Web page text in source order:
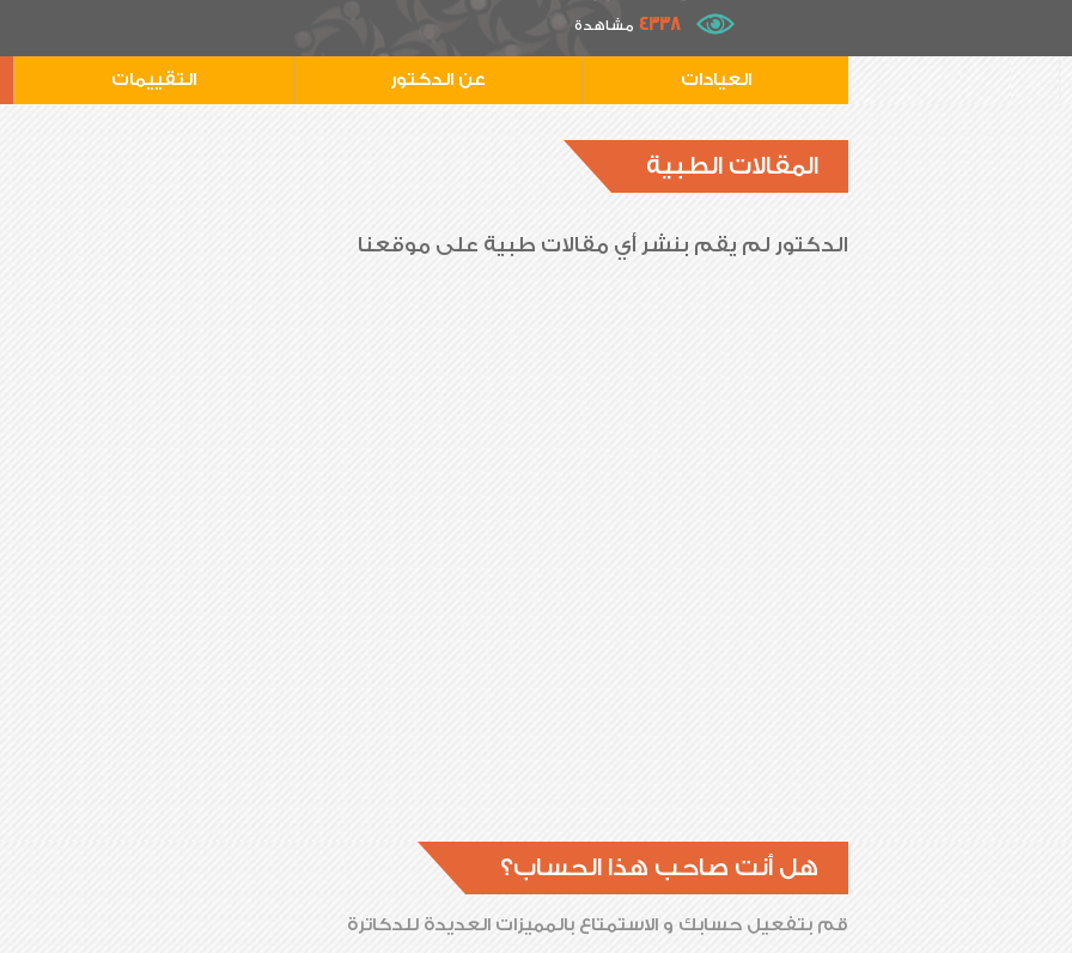
4338 مشاهدة
العيادات عن الدكتور التقييمات
المقالات الطبية
الدكتور لم يقم بنشر أي مقالات طبية على موقعنا
هل أنت صاحب هذا الحساب؟
قم بتفعيل حسابك و الاستمتاع بالمميزات العديدة للدكاترة